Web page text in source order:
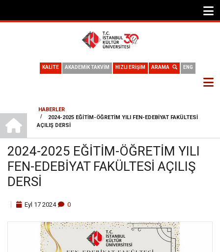
ENG
ARAMA
HIZLI ERİŞİM
AKADEMİK TAKVİM
KALİTE
SAYFA
YOLU
HABERLER
/
2024-2025 EĞITIM-ÖĞRETIM YILI FEN-EDEBIYAT FAKÜLTESI
AÇILIŞ DERSI
2024-2025 EĞITIM-ÖĞRETIM YILI
FEN-EDEBIYAT FAKÜLTESI AÇILIŞ
DERSI
Eyl 17 2024 0